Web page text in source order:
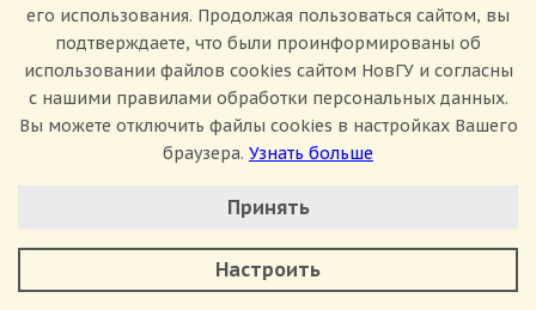
Международная деятельность
Аспирантам
СМИ
Работа в НовГУ
Партнёрам
Задать вопрос
его использования. Продолжая пользоваться сайтом, вы
подтверждаете, что были проинформированы об
использовании файлов cookies сайтом НовГУ и согласны
с нашими правилами обработки персональных данных.
Вы можете отключить файлы cookies в настройках Вашего
браузера. Узнать больше
Минимальные
Аналитические/Функциональные
Принять
Настроить